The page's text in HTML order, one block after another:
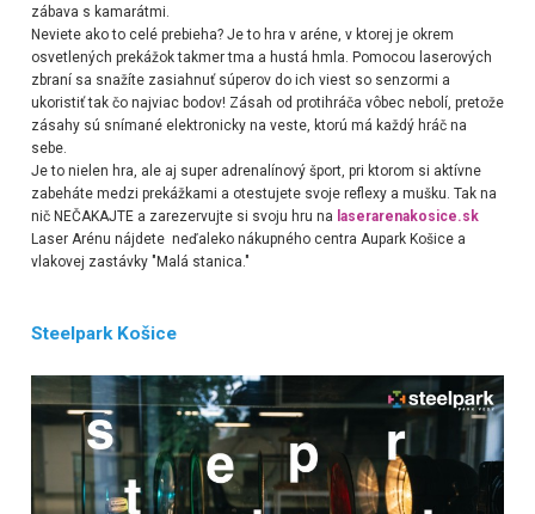
zábava s kamarátmi.
Neviete ako to celé prebieha? Je to hra v aréne, v ktorej je okrem
osvetlených prekážok takmer tma a hustá hmla. Pomocou laserových
zbraní sa snažíte zasiahnuť súperov do ich viest so senzormi a
ukoristiť tak čo najviac bodov! Zásah od protihráča vôbec nebolí, pretože
zásahy sú snímané elektronicky na veste, ktorú má každý hráč na
sebe.
Je to nielen hra, ale aj super adrenalínový šport, pri ktorom si aktívne
zabeháte medzi prekážkami a otestujete svoje reflexy a mušku. Tak na
nič NEČAKAJTE a zarezervujte si svoju hru na laserarenakosice.sk
Laser Arénu nájdete neďaleko nákupného centra Aupark Košice a
vlakovej zastávky "Malá stanica."
Steelpark Košice